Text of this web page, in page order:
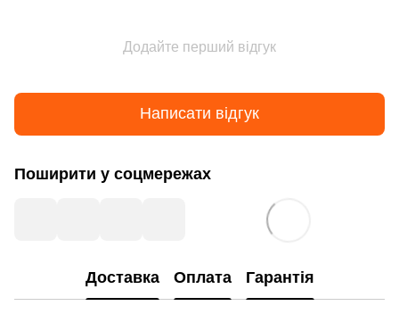
Додайте перший відгук
Написати відгук
Поширити у соцмережах
Доставка Оплата Гарантія